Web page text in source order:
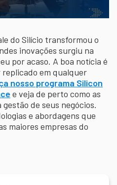
do Silício transformou o
inovações surgiu na
por acaso. A boa notícia é
replicado em qualquer
nosso programa Silicon
e veja de perto como as
de seus negócios.
e abordagens que
maiores empresas do